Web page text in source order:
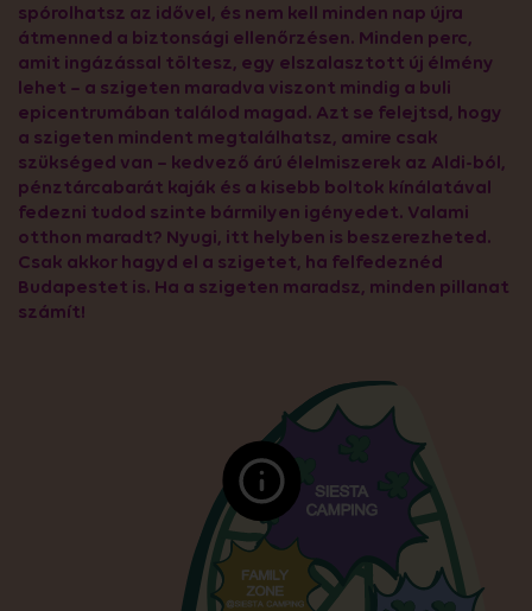
spórolhatsz az idővel, és nem kell minden nap újra
átmenned a biztonsági ellenőrzésen. Minden perc,
amit ingázással töltesz, egy elszalasztott új élmény
lehet – a szigeten maradva viszont mindig a buli
epicentrumában találod magad. Azt se felejtsd, hogy
a szigeten mindent megtalálhatsz, amire csak
szükséged van – kedvező árú élelmiszerek az Aldi-ból,
pénztárcabarát kaják és a kisebb boltok kínálatával
fedezni tudod szinte bármilyen igényedet. Valami
otthon maradt? Nyugi, itt helyben is beszerezheted.
Csak akkor hagyd el a szigetet, ha felfedeznéd
Budapestet is. Ha a szigeten maradsz, minden pillanat
számít!